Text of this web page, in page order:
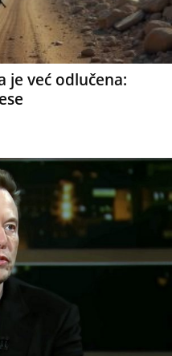
je već odlučena: